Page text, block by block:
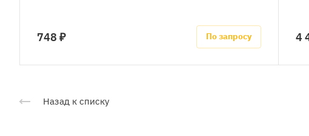
748 ₽ По запросу 4
Назад к списку